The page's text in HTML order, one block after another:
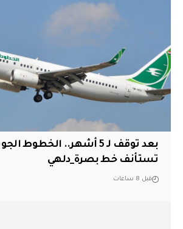
بعد توقف لـ 5 أشهر.. الخطوط
تستأنف خط بصرة_دلهي
قبل 8 ساعات